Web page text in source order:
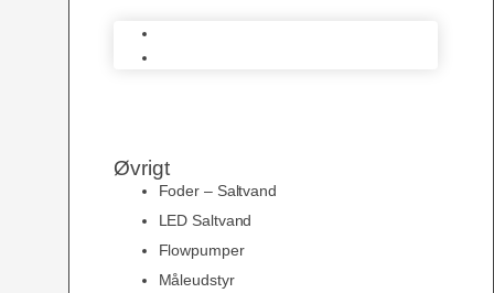
Øvrigt
Foder – Saltvand
LED Saltvand
Flowpumper
Måleudstyr